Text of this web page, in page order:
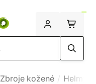
Zbroje kožené Helmy